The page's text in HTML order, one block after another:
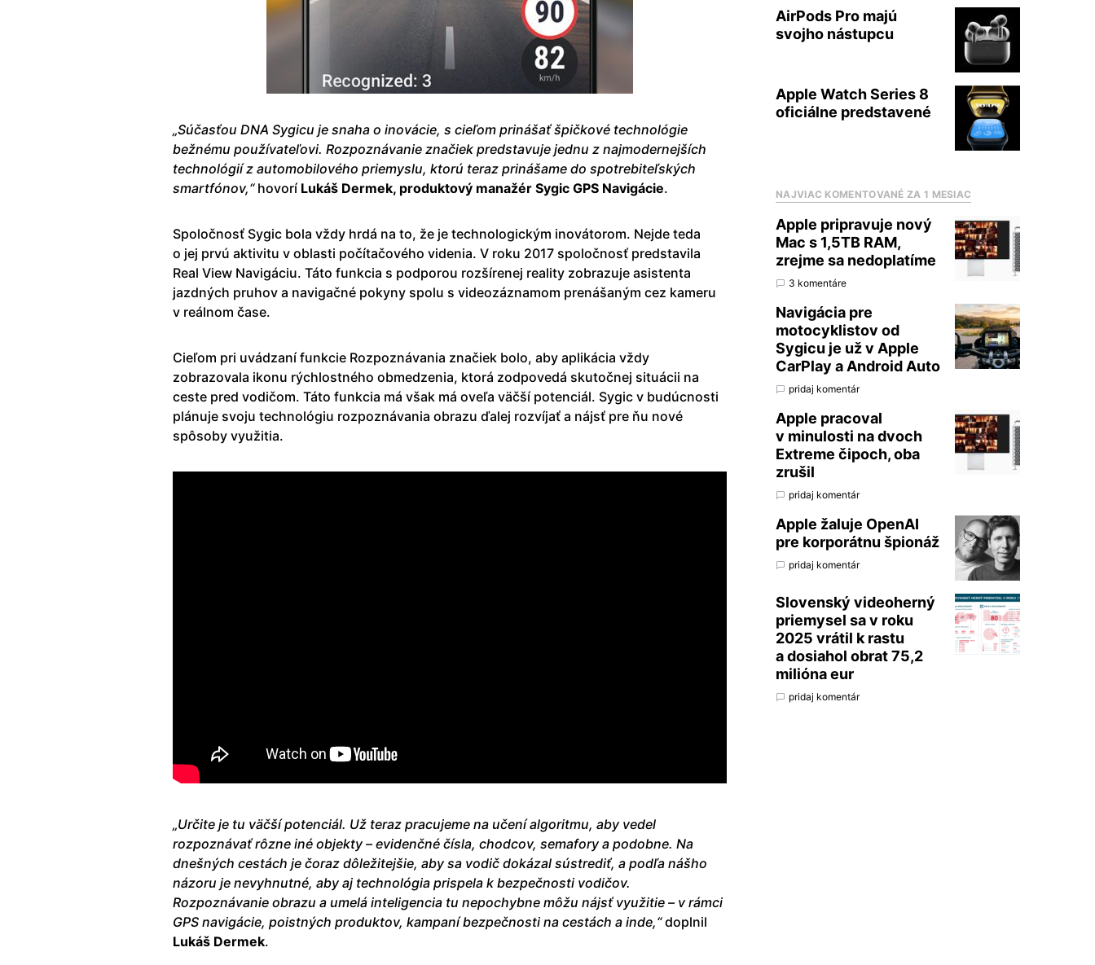
„Súčasťou DNA Sygicu je snaha o inovácie, s cieľom prinášať špičkové technológie
bežnému používateľovi. Rozpoznávanie značiek predstavuje jednu z najmodernejších
technológií z automobilového priemyslu, ktorú teraz prinášame do spotrebiteľských
smartfónov,“hovorí Lukáš Dermek, produktový manažér Sygic GPS Navigácie.
Spoločnosť Sygic bola vždy hrdá na to, že je technologickým inovátorom. Nejde teda
o jej prvú aktivitu v oblasti počítačového videnia. V roku 2017 spoločnosť predstavila
Real View Navigáciu. Táto funkcia s podporou rozšírenej reality zobrazuje asistenta
jazdných pruhov a navigačné pokyny spolu s videozáznamom prenášaným cez kameru
v reálnom čase.
Cieľom pri uvádzaní funkcie Rozpoznávania značiek bolo, aby aplikácia vždy
zobrazovala ikonu rýchlostného obmedzenia, ktorá zodpovedá skutočnej situácii na
ceste pred vodičom. Táto funkcia má však má oveľa väčší potenciál. Sygic v budúcnosti
plánuje svoju technológiu rozpoznávania obrazu ďalej rozvíjať a nájsť pre ňu nové
spôsoby využitia.
„Určite je tu väčší potenciál. Už teraz pracujeme na učení algoritmu, aby vedel
rozpoznávať rôzne iné objekty – evidenčné čísla, chodcov, semafory a podobne. Na
dnešných cestách je čoraz dôležitejšie, aby sa vodič dokázal sústrediť, a podľa nášho
názoru je nevyhnutné, aby aj technológia prispela k bezpečnosti vodičov.
Rozpoznávanie obrazu a umelá inteligencia tu nepochybne môžu nájsť využitie – v rámci
GPS navigácie, poistných produktov, kampaní bezpečnosti na cestách a inde,“doplnil
Lukáš Dermek.
AirPods Pro majú
svojho nástupcu
Apple Watch Series 8
oficiálne predstavené
NAJVIAC KOMENTOVANÉ ZA 1 MESIAC
Apple pripravuje nový
Mac s 1,5TB RAM,
zrejme sa nedoplatíme
3 komentáre
Navigácia pre
motocyklistov od
Sygicu je už v Apple
CarPlay a Android Auto
pridaj komentár
Apple pracoval
v minulosti na dvoch
Extreme čipoch, oba
zrušil
pridaj komentár
Apple žaluje OpenAI
pre korporátnu špionáž
pridaj komentár
Slovenský videoherný
priemysel sa v roku
2025 vrátil k rastu
a dosiahol obrat 75,2
milióna eur
pridaj komentár